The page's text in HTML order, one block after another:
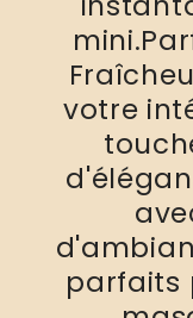
votre
parfaits